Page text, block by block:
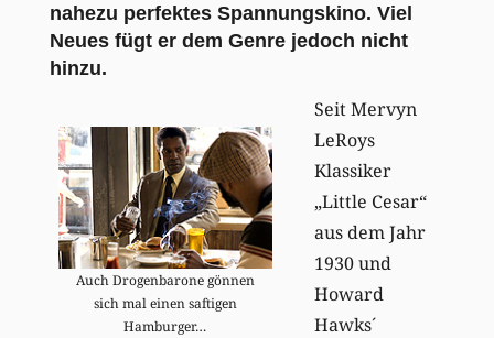
nahezu perfektes Spannungskino. Viel
Neues fügt er dem Genre jedoch nicht
hinzu.
Auch Drogenbarone gönnen
sich mal einen saftigen
Hamburger…
Seit Mervyn
LeRoys
Klassiker
„Little Cesar“
aus dem Jahr
1930 und
Howard
Hawks´